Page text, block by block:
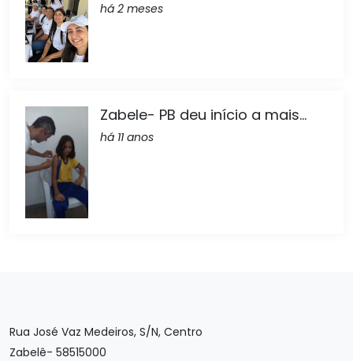
há 2 meses
Zabele- PB deu início a mais...
há 11 anos
Rua José Vaz Medeiros, S/N, Centro
Zabelê- 58515000